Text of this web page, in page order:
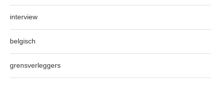
interview
belgisch
grensverleggers